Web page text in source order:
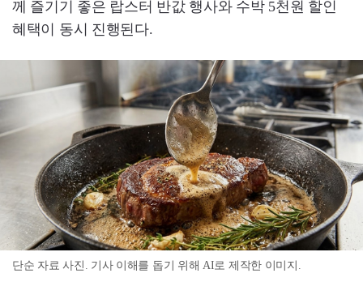
께 즐기기 좋은 랍스터 반값 행사와 수박 5천원 할인
혜택이 동시 진행된다.
단순 자료 사진. 기사 이해를 돕기 위해 AI로 제작한 이미지.